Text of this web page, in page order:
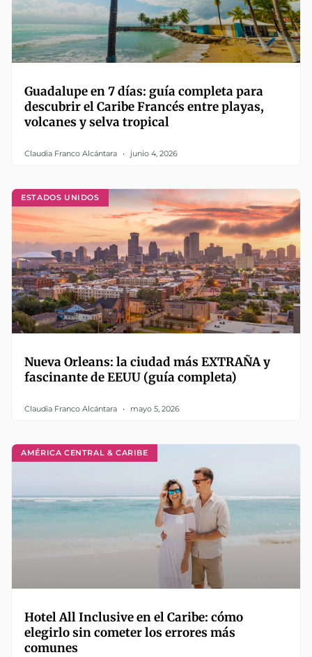
Guadalupe en 7 días: guía completa para
descubrir el Caribe Francés entre playas,
volcanes y selva tropical
Claudia Franco Alcántara junio 4, 2026
ESTADOS UNIDOS
Nueva Orleans: la ciudad más EXTRAÑA y
fascinante de EEUU (guía completa)
Claudia Franco Alcántara mayo 5, 2026
AMÉRICA CENTRAL & CARIBE
Hotel All Inclusive en el Caribe: cómo
elegirlo sin cometer los errores más
comunes